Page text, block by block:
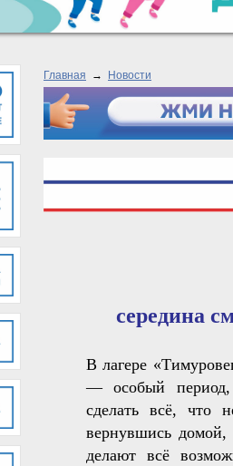
Главная → Новости
середина
В лагере
— особый период,
сделать всё, что
вернувшись
делают всё